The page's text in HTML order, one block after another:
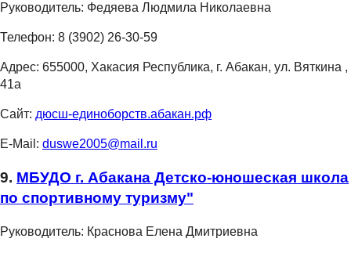
Руководитель: Федяева Людмила Николаевна
Телефон: 8 (3902) 26-30-59
Адрес: 655000, Хакасия Республика, г. Абакан, ул. Вяткина ,
41а
Сайт: дюсш-единоборств.абакан.рф
E-Mail: duswe2005@mail.ru
9. МБУДО г. Абакана Детско-юношеская школа
по спортивному туризму"
Руководитель: Краснова Елена Дмитриевна